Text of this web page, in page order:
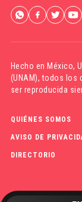
Hecho en México,
(UNAM), todos los
ser reproducida
QUIÉNES SOMOS
AVISO DE
DIRECTORIO